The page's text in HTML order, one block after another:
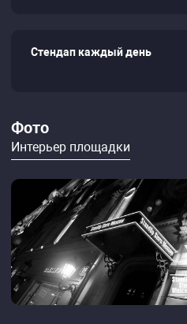
Стендап каждый день
Фото
Интерьер площадки